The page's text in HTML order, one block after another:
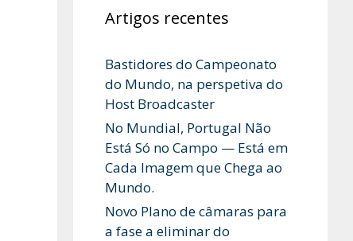
Artigos recentes
Bastidores do Campeonato
do Mundo, na perspetiva do
Host Broadcaster
No Mundial, Portugal Não
Está Só no Campo — Está em
Cada Imagem que Chega ao
Mundo.
Novo Plano de câmaras para
a fase a eliminar do